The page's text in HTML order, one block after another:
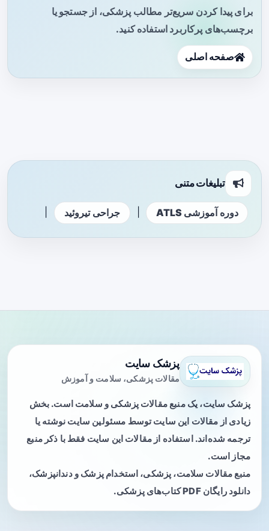
برای پیدا کردن سریع‌تر مطالب پزشکی، از جستجو یا
برچسب‌های پرکاربرد استفاده کنید.
صفحه اصلی
تبلیغات متنی
دوره آموزشی ATLS جراحی تیروئید
پزشک سایت
مقالات پزشکی، سلامت و آموزش
پزشک سایت، یک منبع مقالات پزشکی و سلامت است. بخش
زیادی از مقالات این سایت توسط مسئولین سایت نوشته یا
ترجمه شده‌اند. استفاده از مقالات این سایت فقط با ذکر منبع
مجاز است.
منبع مقالات سلامت، پزشکی، استخدام پزشک و دندانپزشک،
دانلود رایگان PDF کتاب‌های پزشکی.